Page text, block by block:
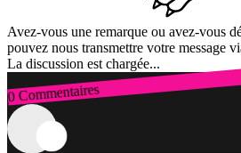
Avez-vous une remarque ou avez-vous
pouvez nous transmettre votre message
La discussion est chargée...
0 Commentaires
Connexion